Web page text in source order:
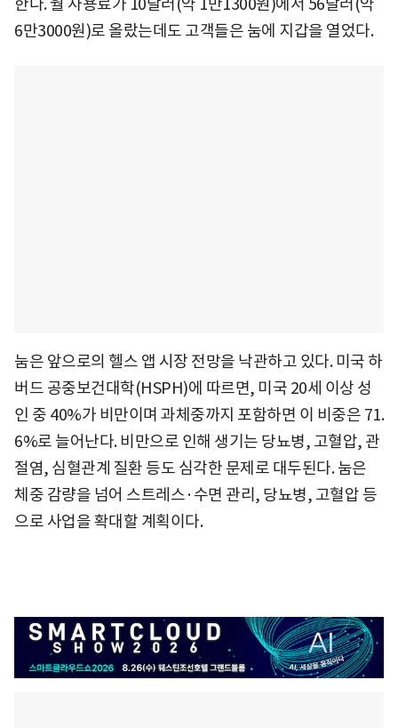
6만3000원)로 올랐는데도 고객들은 눔에 지갑을 열었다.
눔은 앞으로의 헬스 앱 시장 전망을 낙관하고 있다. 미국 하
버드 공중보건대학(HSPH)에 따르면, 미국 20세 이상 성
인 중 40%가 비만이며 과체중까지 포함하면 이 비중은 71.
6%로 늘어난다. 비만으로 인해 생기는 당뇨병, 고혈압, 관
절염, 심혈관계 질환 등도 심각한 문제로 대두된다. 눔은
체중 감량을 넘어 스트레스·수면 관리, 당뇨병, 고혈압 등
으로 사업을 확대할 계획이다.